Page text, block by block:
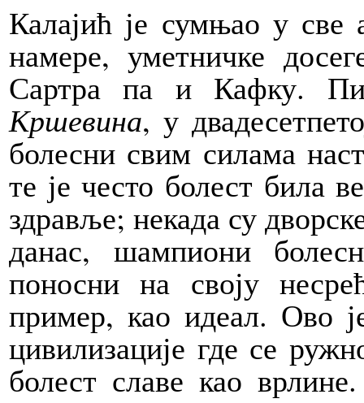
Калајић је сумњао у све
намере, уметничке
Сартра па и Кафку.
Кршевина, у
болесни свим силама
те је често болест била
здравље; некада су
данас, шампиони
поносни на своју
пример, као идеал. Ово
цивилизације где се
болест славе као